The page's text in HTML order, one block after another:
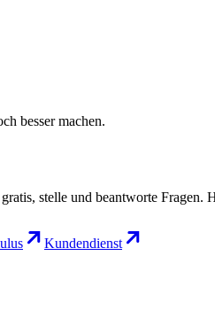
besser machen.
stelle und beantworte Fragen.
Kundendienst